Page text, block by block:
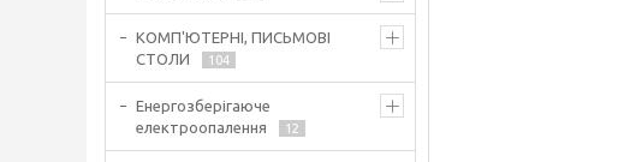
КОМП'ЮТЕРНІ, ПИСЬМОВІ
СТОЛИ
104
Енергозберігаюче
електроопалення
12